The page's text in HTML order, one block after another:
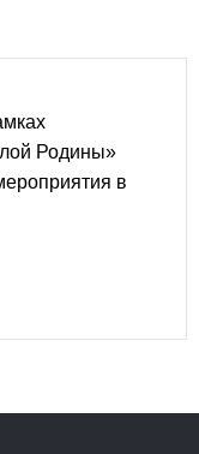
Родины»
в